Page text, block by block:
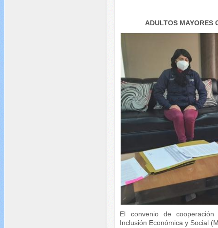
ADULTOS MAYORES
El convenio de
Inclusión Económica y Social